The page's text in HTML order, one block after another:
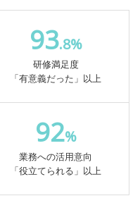
93.8%
研修満足度
「有意義だった」以上
92%
業務への活用意向
「役立てられる」以上